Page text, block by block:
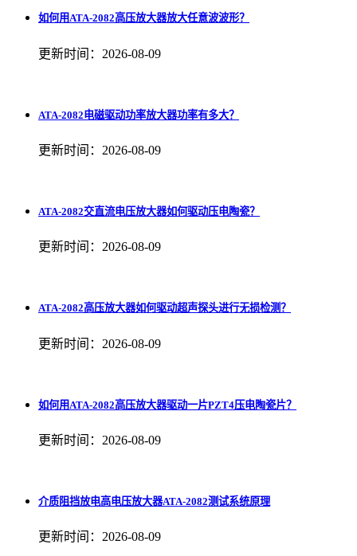
如何用ATA-2082高压放大器放大任意波波形？
更新时间：2026-08-09
ATA-2082电磁驱动功率放大器功率有多大？
更新时间：2026-08-09
ATA-2082交直流电压放大器如何驱动压电陶瓷？
更新时间：2026-08-09
ATA-2082高压放大器如何驱动超声探头进行无损检测？
更新时间：2026-08-09
如何用ATA-2082高压放大器驱动一片PZT4压电陶瓷片？
更新时间：2026-08-09
介质阻挡放电高电压放大器ATA-2082测试系统原理
更新时间：2026-08-09